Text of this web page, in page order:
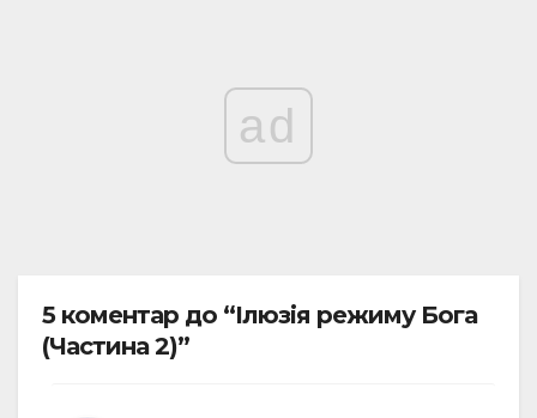
ad
5 коментар до “Ілюзія режиму Бога
(Частина 2)”